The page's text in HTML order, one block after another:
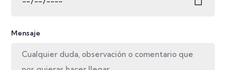
Mensaje